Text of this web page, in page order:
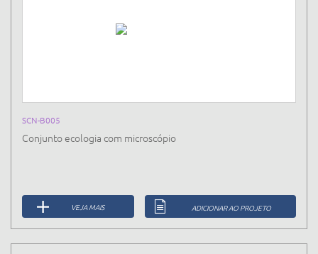
SCN-B005
Conjunto ecologia com microscópio
VEJA MAIS ADICIONAR AO PROJETO